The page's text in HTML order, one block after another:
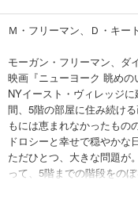
Ｍ・フリーマン、Ｄ・キー
モーガン・フリーマン、ダ
映画『ニューヨーク 眺めの
NYイースト・ヴィレッジ
間、5階の部屋に住み続け
もには恵まれなかったもの
ドロシーと幸せで穏やかな
ただひとつ、大きな問題が
って、5階までの階段をの
住み慣れたこの部屋を売